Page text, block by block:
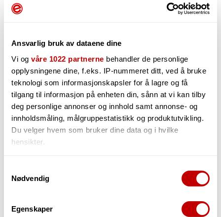
Ansvarlig bruk av dataene dine
Vi og våre 1022 partnerne behandler de personlige
opplysningene dine, f.eks. IP-nummeret ditt, ved å bruke
teknologi som informasjonskapsler for å lagre og få
tilgang til informasjon på enheten din, sånn at vi kan tilby
deg personlige annonser og innhold samt annonse- og
innholdsmåling, målgruppestatistikk og produktutvikling.
Du velger hvem som bruker dine data og i hvilke
hensikter.
Innhente informasjon om den geografiske
Identifisere enheten din ved å aktivt skanne den
Nødvendig
Egenskaper
3 999,-